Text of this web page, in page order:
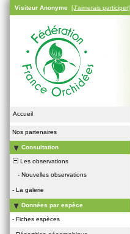
Visiteur Anonyme [J'aimerais participer]
Accueil
Nos partenaires
Consultation
Les observations
- Nouvelles observations
- La galerie
Données par espèce
- Fiches espèces